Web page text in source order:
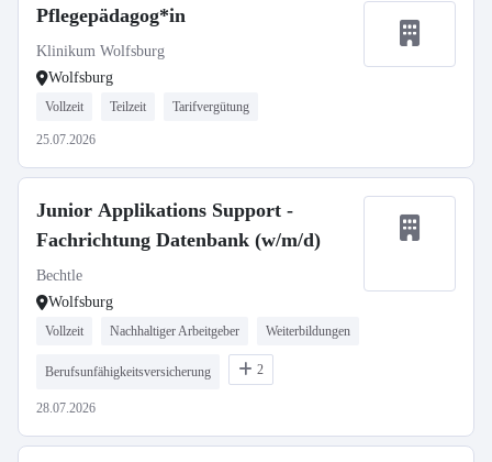
Pflegepädagog*in
Klinikum Wolfsburg
Wolfsburg
Vollzeit Teilzeit Tarifvergütung
25.07.2026
Junior Applikations Support -
Fachrichtung Datenbank (w/m/d)
Bechtle
Wolfsburg
Vollzeit Nachhaltiger Arbeitgeber Weiterbildungen
Berufsunfähigkeitsversicherung 2
28.07.2026